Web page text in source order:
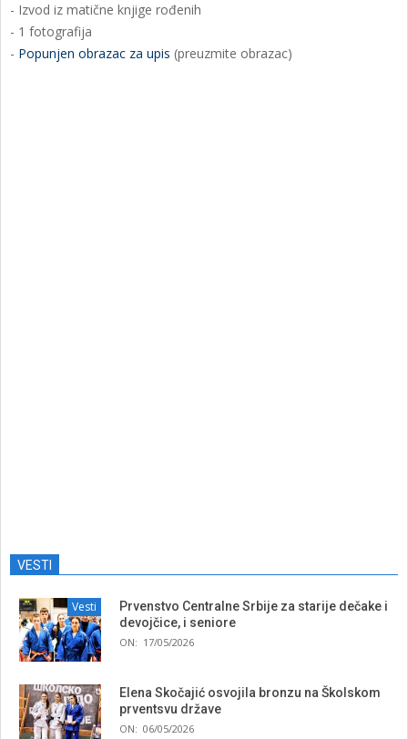
- Izvod iz matične knjige rođenih
- 1 fotografija
- Popunjen obrazac za upis (preuzmite obrazac)
VESTI
Vesti
Prvenstvo Centralne Srbije za starije dečake i
devojčice, i seniore
ON: 17/05/2026
Elena Skočajić osvojila bronzu na Školskom
prventsvu države
ON: 06/05/2026